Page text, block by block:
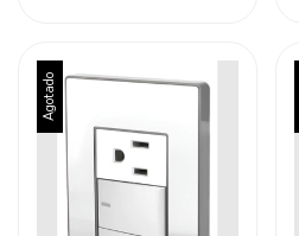
Agotado